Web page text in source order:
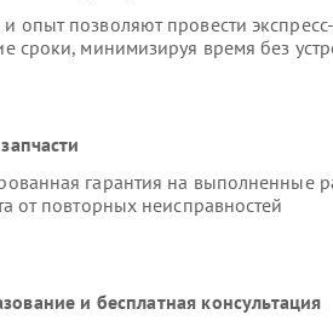
опыт позволяют провести
сроки, минимизируя время без
гарантия на выполненные
от повторных неисправностей
и бесплатная консультация